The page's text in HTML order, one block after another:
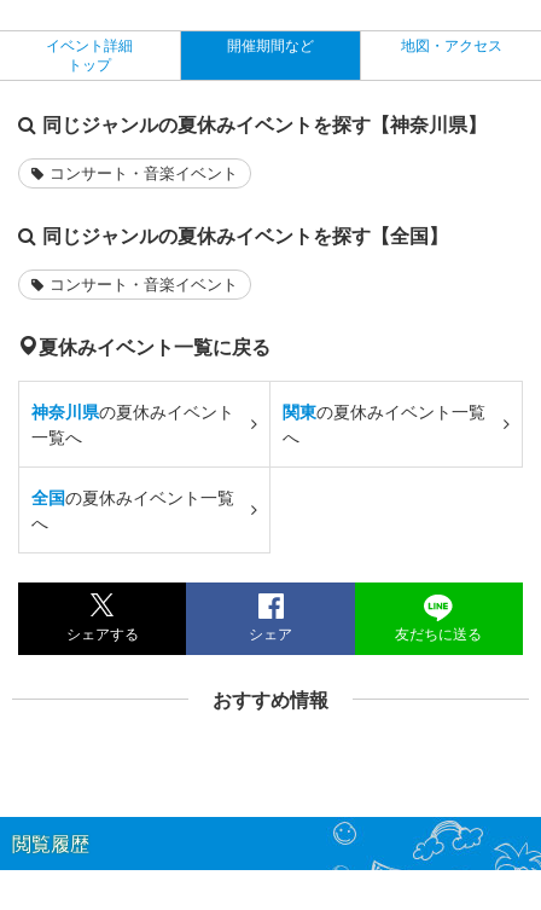
イベント詳細
トップ
開催期間など 地図・アクセス
同じジャンルの夏休みイベントを探す【神奈川県】
コンサート・音楽イベント
同じジャンルの夏休みイベントを探す【全国】
コンサート・音楽イベント
夏休みイベント一覧に戻る
神奈川県の夏休みイベント
一覧へ
関東の夏休みイベント一覧
へ
全国の夏休みイベント一覧
へ
シェアする シェア 友だちに送る
おすすめ情報
閲覧履歴